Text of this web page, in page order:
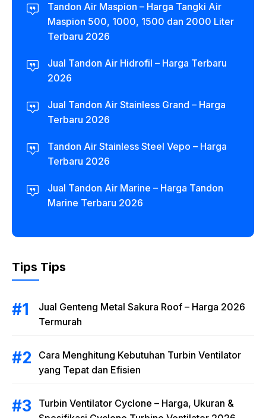
Tandon Air Maspion – Harga Tangki Air
Maspion 500, 1000, 1500 dan 2000 Liter
Terbaru 2026
Jual Tandon Air Hidrofil – Harga Terbaru
2026
Jual Tandon Air Stainless Grand – Harga
Terbaru 2026
Tandon Air Stainless Steel Vepo – Harga
Terbaru 2026
Jual Tandon Air Marine – Harga Tandon
Marine Terbaru 2026
Tips Tips
Jual Genteng Metal Sakura Roof – Harga 2026
Termurah
Cara Menghitung Kebutuhan Turbin Ventilator
yang Tepat dan Efisien
Turbin Ventilator Cyclone – Harga, Ukuran &